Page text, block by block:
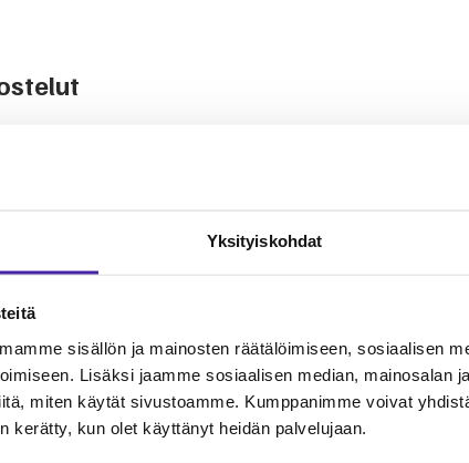
Yksityiskohdat
sisällön ja mainosten räätälöimiseen, sosiaalisen
Lisäksi jaamme sosiaalisen median, mainosalan
miten käytät sivustoamme. Kumppanimme voivat
kerätty, kun olet käyttänyt heidän palvelujaan.
kokemuksista ja arvioista.
palvelussa klinikka on kerännyt arvosanan 4,6 yhteensä
Asiakkaat arvostavat eläinsairaalatason
olla pidempiä.
hammashoito ja suukirurgia, hammasröntgen,
sekä päivystyspalvelut.